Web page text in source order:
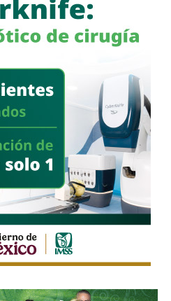
para recibir esas
durante operativos en SLP